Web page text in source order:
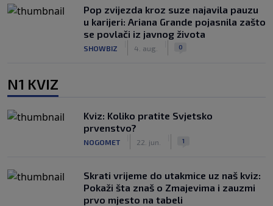
Pop zvijezda kroz suze najavila pauzu
u karijeri: Ariana Grande pojasnila zašto
se povlači iz javnog života
SHOWBIZ 4. aug. 0
N1 KVIZ
Kviz: Koliko pratite Svjetsko
prvenstvo?
NOGOMET 22. jun. 1
Skrati vrijeme do utakmice uz naš kviz:
Pokaži šta znaš o Zmajevima i zauzmi
prvo mjesto na tabeli